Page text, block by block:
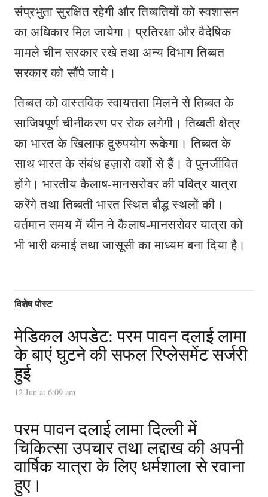
संप्रभुता सुरक्षित रहेगी और तिब्बतियों को स्वशासन
का अधिकार मिल जायेगा। प्रतिरक्षा और वैदेषिक
मामले चीन सरकार रखे तथा अन्य विभाग तिब्बत
सरकार को सौंपे जाये।
तिब्बत को वास्तविक स्वायत्तता मिलने से तिब्बत के
साजिषपूर्ण चीनीकरण पर रोक लगेगी। तिब्बती क्षेत्र
का भारत के खिलाफ दुरुपयोग रूकेगा। तिब्बत के
साथ भारत के संबंध हज़ारो वर्शो से हैं। वे पुनर्जीवित
होंगे। भारतीय कैलाष-मानसरोवर की पवित्र यात्रा
करेंगे तथा तिब्बती भारत स्थित बौद्ध स्थलों की।
वर्तमान समय में चीन ने कैलाष-मानसरोवर यात्रा को
भी भारी कमाई तथा जासूसी का माध्यम बना दिया है।
विशेष पोस्ट
मेडिकल अपडेट: परम पावन दलाई लामा
के बाएं घुटने की सफल रिप्लेसमेंट सर्जरी
हुई
12 Jun at 6:09 am
परम पावन दलाई लामा दिल्ली में
चिकित्सा उपचार तथा लद्दाख की अपनी
वार्षिक यात्रा के लिए धर्मशाला से रवाना
हुए।